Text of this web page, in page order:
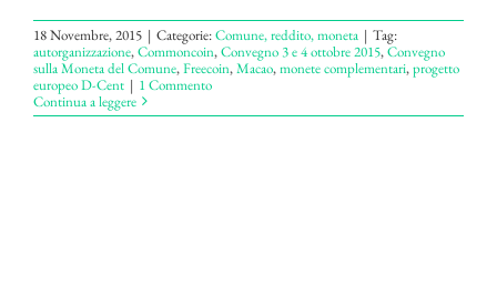
18 Novembre, 2015 | Categorie:Comune, reddito, moneta | Tag:
autorganizzazione,Commoncoin,Convegno 3 e 4 ottobre 2015,Convegno
sulla Moneta del Comune,Freecoin,Macao,monete complementari,progetto
europeo D-Cent | 1 Commento
Continua a leggere